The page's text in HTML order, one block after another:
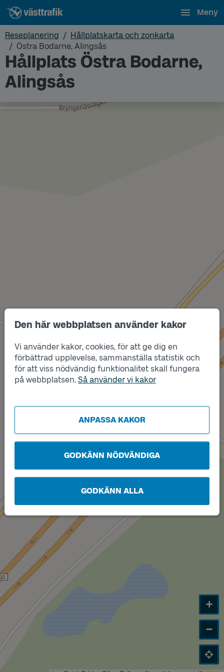
Den här webbplatsen använder kakor
Vi använder kakor, cookies, för att ge dig en
förbättrad upplevelse, sammanställa statistik och
för att viss nödvändig funktionalitet skall fungera
på webbplatsen. Så använder vi kakor
ANPASSA KAKOR
GODKÄNN NÖDVÄNDIGA
GODKÄNN ALLA
Meny
Reseplanering
Hållplatskarta och zonkarta
Östra Bodarne, Alingsås
Hållplats Östra Bodarne,
Alingsås
Läge
A
+
−